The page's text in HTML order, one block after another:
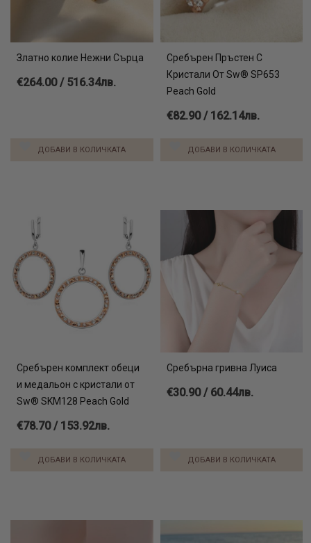
Златно колие Нежни Сърца
€264.00 / 516.34лв.
ДОБАВИ В КОЛИЧКАТА
Сребърен Пръстен С
Кристали От Sw® SP653
Peach Gold
€82.90 / 162.14лв.
ДОБАВИ В КОЛИЧКАТА
Сребърен комплект обеци
и медальон с кристали от
Sw® SKM128 Peach Gold
€78.70 / 153.92лв.
ДОБАВИ В КОЛИЧКАТА
Сребърна гривна Луиса
€30.90 / 60.44лв.
ДОБАВИ В КОЛИЧКАТА